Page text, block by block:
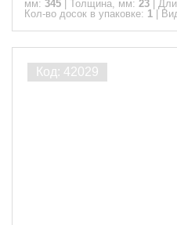
мм: 345 Толщина, мм: 23
Кол-во досок в упаковке: 1